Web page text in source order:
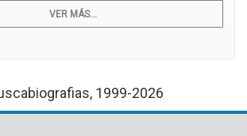
VER MÁS...
1999-2026